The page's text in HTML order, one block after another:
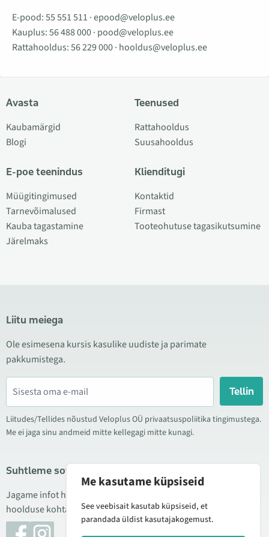
E-pood:55 551 511 ·epood@veloplus.ee
Kauplus:56 488 000· pood@veloplus.ee
Rattahooldus:56 229 000· hooldus@veloplus.ee
Avasta
Kaubamärgid
Blogi
E-poe teenindus
Müügitingimused
Tarnevõimalused
Kauba tagastamine
Järelmaks
Teenused
Rattahooldus
Suusahooldus
Klienditugi
Kontaktid
Firmast
Tooteohutuse tagasikutsumine
Liitu meiega
Ole esimesena kursis kasulike uudiste ja parimate
pakkumistega.
Tellin
Liitudes/Tellides nõustud Veloplus OÜ privaatsuspoliitika tingimustega.
Me ei jaga sinu andmeid mitte kellegagi mitte kunagi.
Suhtleme sotsiaalmeedias
Jagame infot hea hinna kampaaniate, uute toodete ning
hoolduse kohta. Mõnikord teeme ka tooteülevaateid.
Me kasutame küpsiseid
See veebisait kasutab küpsiseid, et
parandada üldist kasutajakogemust.